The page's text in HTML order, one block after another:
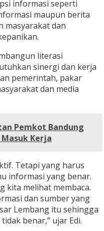
informasi seperti
maupun berita
masyarakat dan
literasi
sinergi dan kerja
pemerintah, pakar
dan media
Pemkot Bandung
Kerja
Tetapi yang harus
informasi yang benar.
kita melihat membaca.
dan sumber yang
Lembang itu sehingga
benar,” ujar Edi.